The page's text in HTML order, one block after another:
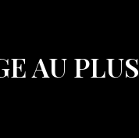
AU PLUS